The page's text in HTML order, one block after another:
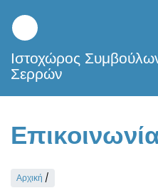
προς
κυρίως
περιεχόμενο
Ιστοχώρος
Σερρών
Αρχική /